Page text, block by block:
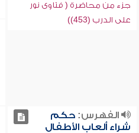
جزء من محاضرة ( فتاوى نور
على الدرب (453))
الفهرس:حكم
شراء ألعاب الأطفال